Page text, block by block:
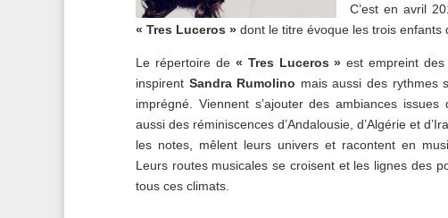
C’est en avril
« Tres Luceros » dont le titre évoque les trois enfants
Le répertoire de « Tres Luceros » est empreint
inspirent Sandra Rumolino mais aussi des rythmes
imprégné. Viennent s’ajouter des ambiances
aussi des réminiscences d’Andalousie, d’Algérie et
les notes, mêlent leurs univers et racontent en
Leurs routes musicales se croisent et les lignes des
tous ces climats.